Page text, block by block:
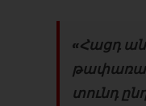
«Հացդ
թ
տունդ